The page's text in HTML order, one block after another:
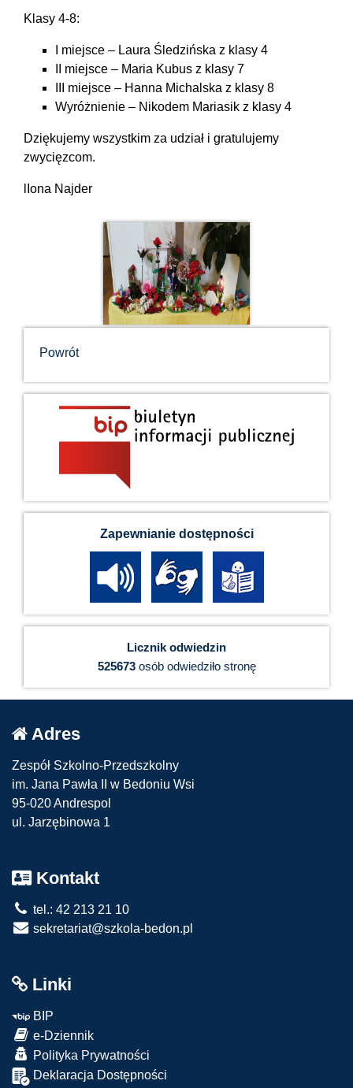
Klasy 4-8:
I miejsce – Laura Śledzińska z klasy 4
II miejsce – Maria Kubus z klasy 7
III miejsce – Hanna Michalska z klasy 8
Wyróżnienie – Nikodem Mariasik z klasy 4
Dziękujemy wszystkim za udział i gratulujemy
zwycięzcom.
lIona Najder
Powrót
Zapewnianie dostępności
Licznik odwiedzin
525673osób odwiedziło stronę
Adres
Zespół Szkolno-Przedszkolny
im. Jana Pawła II w Bedoniu Wsi
95-020 Andrespol
ul. Jarzębinowa 1
Kontakt
tel.: 42 213 21 10
sekretariat@szkola-bedon.pl
Linki
BIP
e-Dziennik
Polityka Prywatności
Deklaracja Dostępności